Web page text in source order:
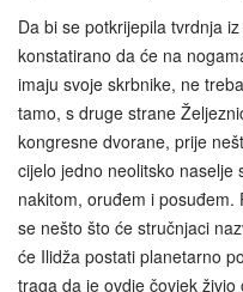
Da bi se potkrijepila tvrdnja
konstatirano da će na
imaju svoje skrbnike, ne
tamo, s druge strane
kongresne dvorane, prije
cijelo jedno neolitsko naselje
nakitom, oruđem i
se nešto što će stručnjaci
će Ilidža postati planetarno
traga da je ovdje čovjek